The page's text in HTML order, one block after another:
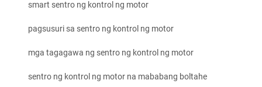
smart sentro ng kontrol ng motor
pagsusuri sa sentro ng kontrol ng motor
mga tagagawa ng sentro ng kontrol ng motor
sentro ng kontrol ng motor na mababang boltahe